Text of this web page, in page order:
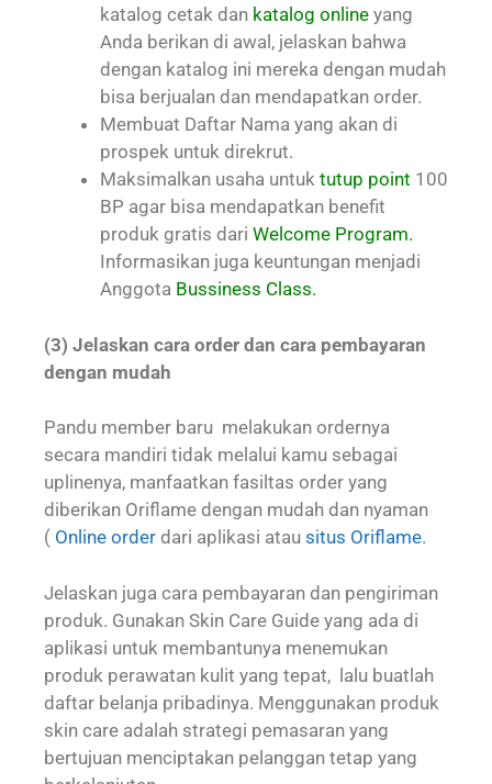
katalog cetak dan katalog online yang
Anda berikan di awal, jelaskan bahwa
dengan katalog ini mereka dengan mudah
bisa berjualan dan mendapatkan order.
Membuat Daftar Nama yang akan di
prospek untuk direkrut.
Maksimalkan usaha untuk tutup point 100
BP agar bisa mendapatkan benefit
produk gratis dari Welcome Program.
Informasikan juga keuntungan menjadi
Anggota Bussiness Class.
(3) Jelaskan cara order dan cara pembayaran
dengan mudah
Pandu member baru melakukan ordernya
secara mandiri tidak melalui kamu sebagai
uplinenya, manfaatkan fasiltas order yang
diberikan Oriflame dengan mudah dan nyaman
( Online order dari aplikasi atau situs Oriflame.
Jelaskan juga cara pembayaran dan pengiriman
produk. Gunakan Skin Care Guide yang ada di
aplikasi untuk membantunya menemukan
produk perawatan kulit yang tepat, lalu buatlah
daftar belanja pribadinya. Menggunakan produk
skin care adalah strategi pemasaran yang
bertujuan menciptakan pelanggan tetap yang